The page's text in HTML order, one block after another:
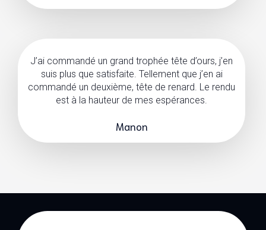
J’ai commandé un grand trophée tête d’ours, j’en
suis plus que satisfaite. Tellement que j’en ai
commandé un deuxième, tête de renard. Le rendu
est à la hauteur de mes espérances.
Manon